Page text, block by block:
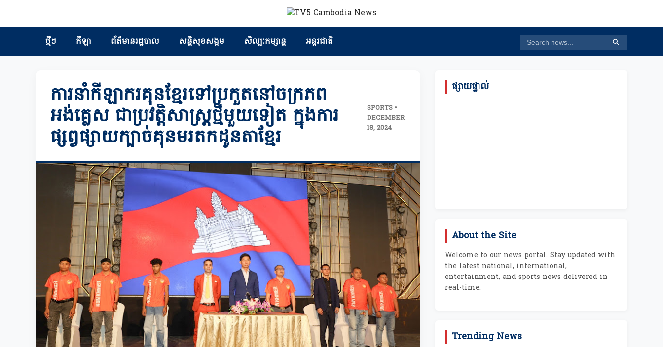
ថ្មីៗ កីឡា ព័ត៏មានរដ្ឋបាល សន្តិសុខសង្គម សិល្បៈកម្សាន្ត អន្តរជាតិ
ការនាំកីឡាករគុនខ្មែរទៅប្រកួតនៅចក្រភព
អង់គ្លេស ជាប្រវត្តិសាស្ត្រថ្មីមួយទៀត ក្នុងការ
ផ្សព្វផ្សាយក្បាច់គុនមរតកដូនតាខ្មែរ
SPORTS •
DECEMBER
18, 2024
ផ្សាយផ្ទាល់
About the Site
Welcome to our news portal. Stay updated with
the latest national, international,
entertainment, and sports news delivered in
real-time.
Trending News